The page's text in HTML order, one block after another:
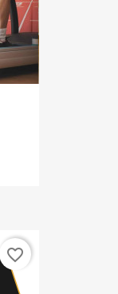
favorite_border